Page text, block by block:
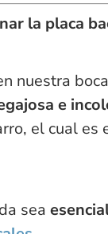
la placa
nuestra
e
el cual es
sea